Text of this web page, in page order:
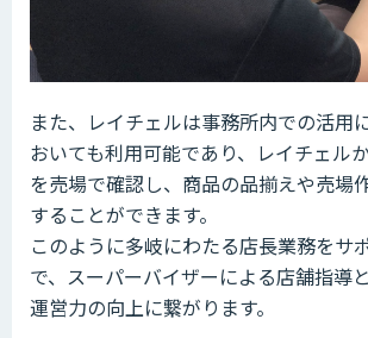
また、レイチェルは事務所内での活用
おいても利用可能であり、レイチェル
を売場で確認し、商品の品揃えや売場
することができます。
このように多岐にわたる店長業務をサ
で、スーパーバイザーによる店舗指導
運営力の向上に繋がります。